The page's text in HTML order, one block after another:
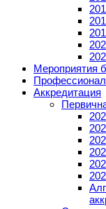
Мероприятия
Аккредитация